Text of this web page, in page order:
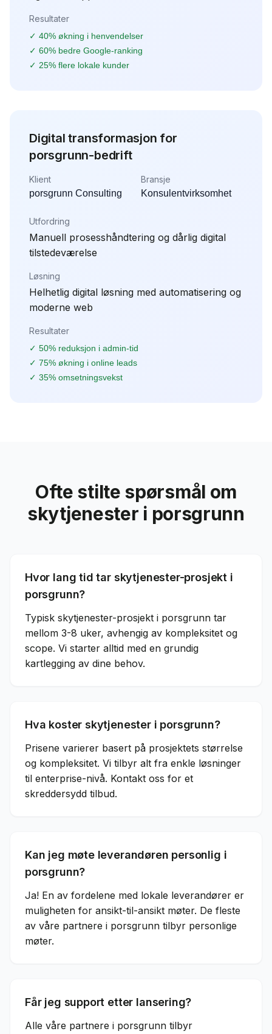
Resultater
✓ 40% økning i henvendelser
✓ 60% bedre Google-ranking
✓ 25% flere lokale kunder
Digital transformasjon for
porsgrunn-bedrift
Klient
porsgrunn Consulting
Bransje
Konsulentvirksomhet
Utfordring
Manuell prosesshåndtering og dårlig digital
tilstedeværelse
Løsning
Helhetlig digital løsning med automatisering og
moderne web
Resultater
✓ 50% reduksjon i admin-tid
✓ 75% økning i online leads
✓ 35% omsetningsvekst
Ofte stilte spørsmål om
skytjenester i porsgrunn
Hvor lang tid tar skytjenester-prosjekt i
porsgrunn?
Typisk skytjenester-prosjekt i porsgrunn tar
mellom 3-8 uker, avhengig av kompleksitet og
scope. Vi starter alltid med en grundig
kartlegging av dine behov.
Hva koster skytjenester i porsgrunn?
Prisene varierer basert på prosjektets størrelse
og kompleksitet. Vi tilbyr alt fra enkle løsninger
til enterprise-nivå. Kontakt oss for et
skreddersydd tilbud.
Kan jeg møte leverandøren personlig i
porsgrunn?
Ja! En av fordelene med lokale leverandører er
muligheten for ansikt-til-ansikt møter. De fleste
av våre partnere i porsgrunn tilbyr personlige
møter.
Får jeg support etter lansering?
Alle våre partnere i porsgrunn tilbyr